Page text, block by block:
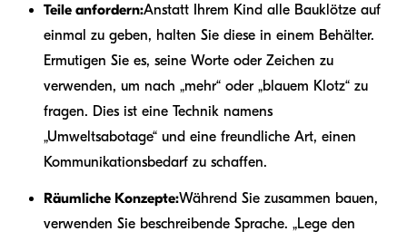
Teile anfordern:Anstatt Ihrem Kind alle Bauklötze auf
einmal zu geben, halten Sie diese in einem Behälter.
Ermutigen Sie es, seine Worte oder Zeichen zu
verwenden, um nach „mehr“ oder „blauem Klotz“ zu
fragen. Dies ist eine Technik namens
„Umweltsabotage“ und eine freundliche Art, einen
Kommunikationsbedarf zu schaffen.
Räumliche Konzepte:Während Sie zusammen bauen,
verwenden Sie beschreibende Sprache. „Lege den